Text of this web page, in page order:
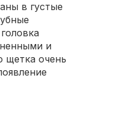
в густые
и
щетка очень